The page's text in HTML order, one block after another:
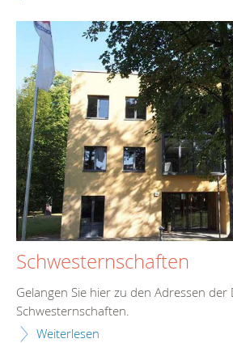
Schwesternschaften
Gelangen Sie hier zu den Adressen der
Schwesternschaften.
Weiterlesen